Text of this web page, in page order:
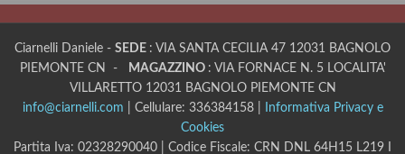
Ciarnelli Daniele - SEDE : VIA SANTA CECILIA 47 12031 BAGNOLO
PIEMONTE CN -
MAGAZZINO : VIA FORNACE N. 5 LOCALITA'
VILLARETTO 12031 BAGNOLO PIEMONTE CN
info@ciarnelli.com | Cellulare: 336384158 |
Informativa Privacy e
Cookies
Partita Iva: 02328290040 | Codice Fiscale: CRN DNL 64H15 L219 I